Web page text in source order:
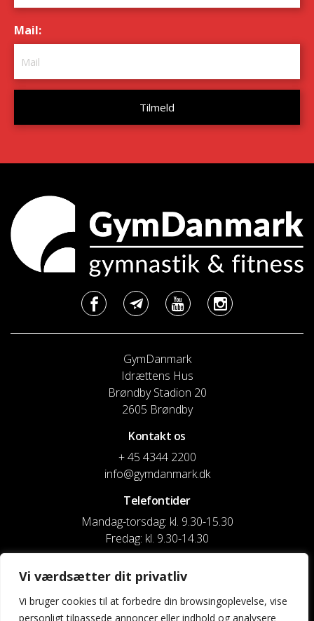
Vi værdsætter dit privatliv
Vi bruger cookies til at forbedre din browsingoplevelse, vise
personligt tilpassede annoncer eller indhold og analysere
Mail:
GymDanmark
Idrættens Hus
Brøndby Stadion 20
2605 Brøndby
Kontakt os
+ 45 4344 2200
info@gymdanmark.dk
Telefontider
Mandag-torsdag: kl. 9.30-15.30
Fredag: kl. 9.30-14.30
CVR nr. 20916818
Reg. & Kontonr.: 4180 3119119022